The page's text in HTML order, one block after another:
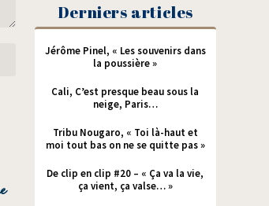
Derniers articles
Jérôme Pinel, « Les souvenirs dans
la poussière »
Cali, C’est presque beau sous la
neige, Paris…
Tribu Nougaro, « Toi là-haut et
moi tout bas on ne se quitte pas »
De clip en clip #20 – « Ça va la vie,
ça vient, ça valse… »